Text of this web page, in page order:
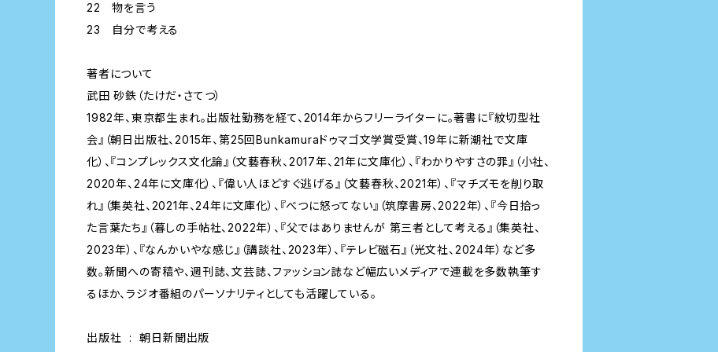
22 物を言う
23 自分で考える
著者について
武田 砂鉄（たけだ・さてつ）
1982年、東京都生まれ。出版社勤務を経て、2014年からフリーライターに。著書に『紋切型社
会』（朝日出版社、2015年、第25回Bunkamuraドゥマゴ文学賞受賞、19年に新潮社で文庫
化）、『コンプレックス文化論』（文藝春秋、2017年、21年に文庫化）、『わかりやすさの罪』（小社、
2020年、24年に文庫化）、『偉い人ほどすぐ逃げる』（文藝春秋、2021年）、『マチズモを削り取
れ』（集英社、2021年、24年に文庫化）、『べつに怒ってない』（筑摩書房、2022年）、『今日拾っ
た言葉たち』（暮しの手帖社、2022年）、『父ではありませんが 第三者として考える』（集英社、
2023年）、『なんかいやな感じ』（講談社、2023年）、『テレビ磁石』（光文社、2024年）など多
数。新聞への寄稿や、週刊誌、文芸誌、ファッション誌など幅広いメディアで連載を多数執筆す
るほか、ラジオ番組のパーソナリティとしても活躍している。
出版社 ‏ : ‎ 朝日新聞出版